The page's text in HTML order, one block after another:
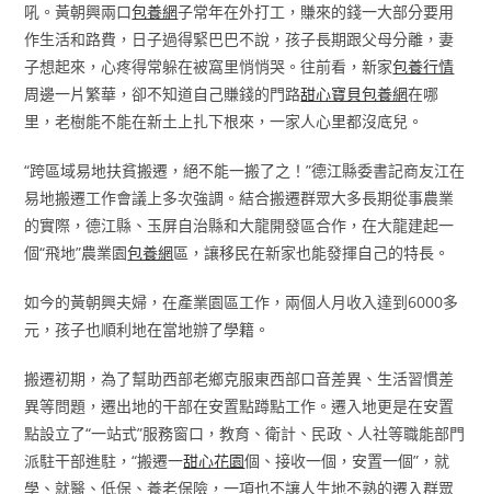
吼。黃朝興兩口包養網子常年在外打工，賺來的錢一大部分要用
作生活和路費，日子過得緊巴巴不說，孩子長期跟父母分離，妻
子想起來，心疼得常躲在被窩里悄悄哭。往前看，新家包養行情
周邊一片繁華，卻不知道自己賺錢的門路甜心寶貝包養網在哪
里，老樹能不能在新土上扎下根來，一家人心里都沒底兒。
“跨區域易地扶貧搬遷，絕不能一搬了之！”德江縣委書記商友江在
易地搬遷工作會議上多次強調。結合搬遷群眾大多長期從事農業
的實際，德江縣、玉屏自治縣和大龍開發區合作，在大龍建起一
個“飛地”農業園包養網區，讓移民在新家也能發揮自己的特長。
如今的黃朝興夫婦，在產業園區工作，兩個人月收入達到6000多
元，孩子也順利地在當地辦了學籍。
搬遷初期，為了幫助西部老鄉克服東西部口音差異、生活習慣差
異等問題，遷出地的干部在安置點蹲點工作。遷入地更是在安置
點設立了“一站式”服務窗口，教育、衛計、民政、人社等職能部門
派駐干部進駐，“搬遷一甜心花園個、接收一個，安置一個”，就
學、就醫、低保、養老保險，一項也不讓人生地不熟的遷入群眾